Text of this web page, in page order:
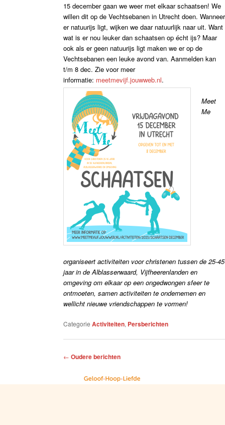
15 december gaan we weer met elkaar schaatsen! We
willen dit op de Vechtsebanen in Utrecht doen. Wanneer
er natuurijs ligt, wijken we daar natuurlijk naar uit. Want
wat is er nou leuker dan schaatsen op écht ijs? Maar
ook als er geen natuurijs ligt maken we er op de
Vechtsebanen een leuke avond van. Aanmelden kan
t/m 8 dec. Zie voor meer
informatie: meetmevijf.jouwweb.nl.
Meet
Me
organiseert activiteiten voor christenen tussen de 25-45
jaar in de Alblasserwaard, Vijfheerenlanden en
omgeving om elkaar op een ongedwongen sfeer te
ontmoeten, samen activiteiten te ondernemen en
wellicht nieuwe vriendschappen te vormen!
Categorie Activiteiten, Persberichten
Berichtnavigatie
← Oudere berichten